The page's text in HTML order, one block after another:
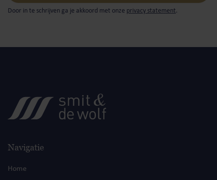
Door in te schrijven ga je akkoord met onze privacy statement.
Navigatie
Home